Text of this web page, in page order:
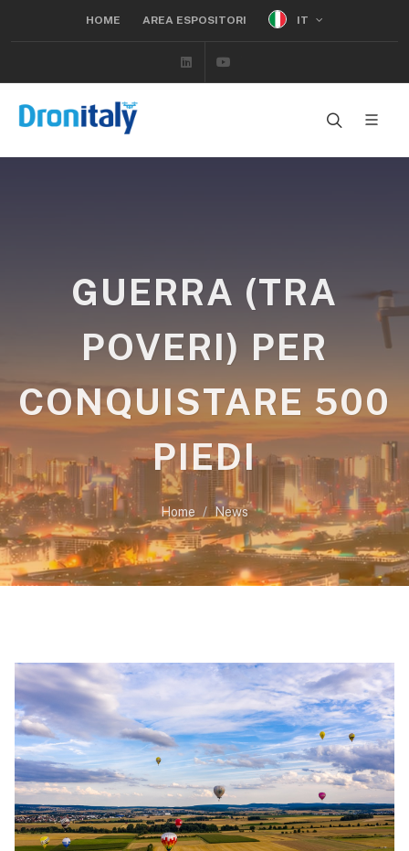
HOME AREA ESPOSITORI IT
Linkedin
GUERRA (TRA
POVERI) PER
CONQUISTARE 500
PIEDI
Home News